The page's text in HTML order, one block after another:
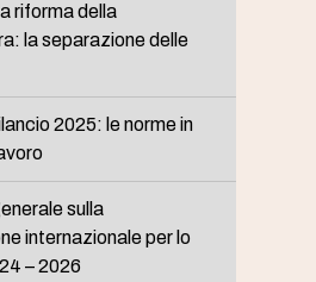
riforma della
la separazione delle
2025: le norme in
sulla
internazionale per lo
– 2026